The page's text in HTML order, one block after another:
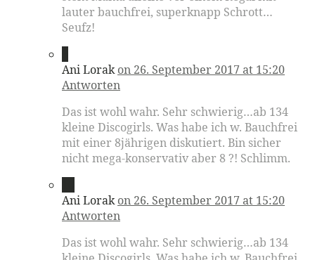
lauter bauchfrei, superknapp Schrott…
Seufz!
Ani Lorak on 26. September 2017 at 15:20
Antworten
Das ist wohl wahr. Sehr schwierig…ab 134
kleine Discogirls. Was habe ich w. Bauchfrei
mit einer 8jährigen diskutiert. Bin sicher
nicht mega-konservativ aber 8 ?! Schlimm.
Ani Lorak on 26. September 2017 at 15:20
Antworten
Das ist wohl wahr. Sehr schwierig…ab 134